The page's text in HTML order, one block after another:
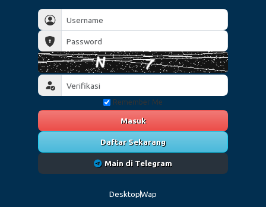
Remember Me
Masuk
Daftar Sekarang
Main di Telegram
DesktopWap